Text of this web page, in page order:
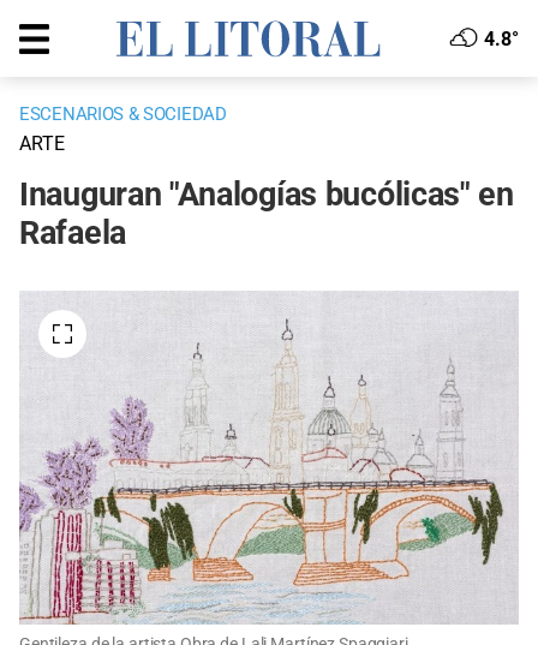
4.8°
ESCENARIOS & SOCIEDAD
ARTE
Inauguran "Analogías bucólicas" en
Rafaela